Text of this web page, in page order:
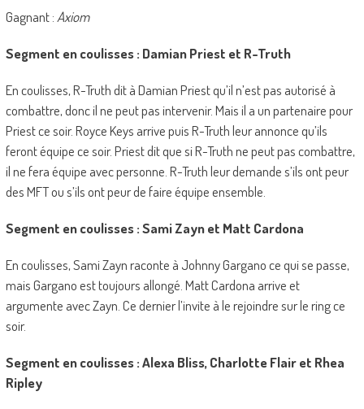
Gagnant : Axiom
Segment en coulisses : Damian Priest et R-Truth
En coulisses, R-Truth dit à Damian Priest qu’il n’est pas autorisé à
combattre, donc il ne peut pas intervenir. Mais il a un partenaire pour
Priest ce soir. Royce Keys arrive puis R-Truth leur annonce qu’ils
feront équipe ce soir. Priest dit que si R-Truth ne peut pas combattre,
il ne fera équipe avec personne. R-Truth leur demande s’ils ont peur
des MFT ou s’ils ont peur de faire équipe ensemble.
Segment en coulisses : Sami Zayn et Matt Cardona
En coulisses, Sami Zayn raconte à Johnny Gargano ce qui se passe,
mais Gargano est toujours allongé. Matt Cardona arrive et
argumente avec Zayn. Ce dernier l’invite à le rejoindre sur le ring ce
soir.
Segment en coulisses : Alexa Bliss, Charlotte Flair et Rhea
Ripley